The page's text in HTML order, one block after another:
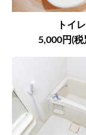
トイレ
5,000円(税